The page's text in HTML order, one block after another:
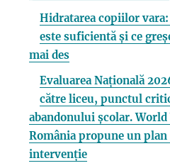
Hidratarea copiilor vara:
este suficientă și ce
mai des
Evaluarea Națională
către liceu, punctul
abandonului școlar. World
România propune un plan
intervenție